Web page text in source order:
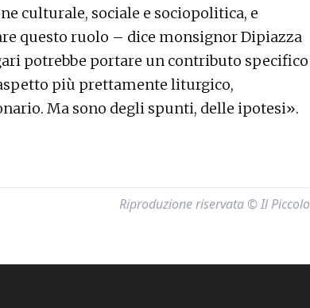
culturale, sociale e sociopolitica, e
questo ruolo – dice monsignor Dipiazza
potrebbe portare un contributo specifico
più prettamente liturgico,
Ma sono degli spunti, delle ipotesi».
Riproduzione riservata © Il Piccolo